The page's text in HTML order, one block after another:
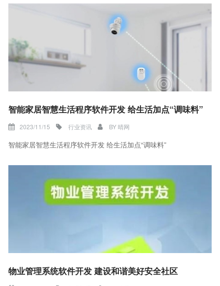
智能家居智慧生活程序软件开发 给生活加点“调味料”
2023/11/15 行业资讯 BY晴网
智能家居智慧生活程序软件开发 给生活加点“调味料”
物业管理系统软件开发 建设和谐美好安全社区